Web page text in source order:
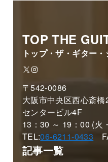
TOP THE
トップ・ザ・ギター
X Instagram
〒542-0086
大阪市中央区西心斎橋
センタービル4F
13：30 ～ 19：00 (火
TEL:06-6211-0433
記事一覧